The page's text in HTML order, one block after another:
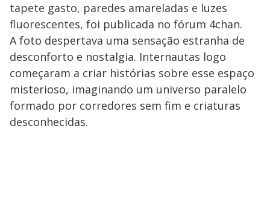
tapete gasto, paredes amareladas e luzes
fluorescentes, foi publicada no fórum 4chan.
A foto despertava uma sensação estranha de
desconforto e nostalgia. Internautas logo
começaram a criar histórias sobre esse espaço
misterioso, imaginando um universo paralelo
formado por corredores sem fim e criaturas
desconhecidas.